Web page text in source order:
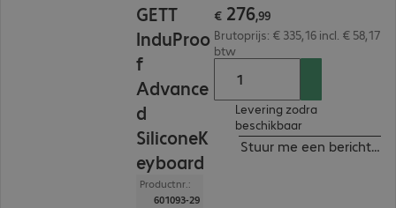
GETT
InduProo
f
Advance
d
SiliconeK
eyboard
Productnr.:
601093-29
€ 276,99
Brutoprijs: € 335,16 incl. € 58,17
btw
Levering zodra
beschikbaar
Stuur me een bericht